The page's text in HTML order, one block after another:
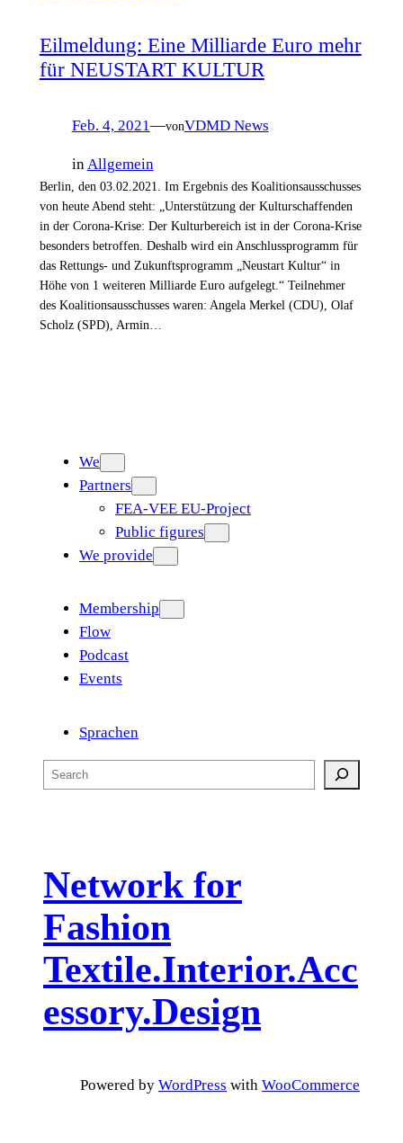
Eilmeldung: Eine Milliarde Euro mehr
für NEUSTART KULTUR
Feb. 4, 2021—vonVDMD News
inAllgemein
Berlin, den 03.02.2021. Im Ergebnis des Koalitionsausschusses
von heute Abend steht: „Unterstützung der Kulturschaffenden
in der Corona-Krise: Der Kulturbereich ist in der Corona-Krise
besonders betroffen. Deshalb wird ein Anschlussprogramm für
das Rettungs- und Zukunftsprogramm „Neustart Kultur“ in
Höhe von 1 weiteren Milliarde Euro aufgelegt.“ Teilnehmer
des Koalitionsausschusses waren: Angela Merkel (CDU), Olaf
Scholz (SPD), Armin…
We
Partners
FEA-VEE EU-Project
Public figures
We provide
Membership
Flow
Podcast
Events
Sprachen
e
Network for
Fashion
Textile.Interior.Acc
essory.Design
Powered by WordPress with WooCommerce